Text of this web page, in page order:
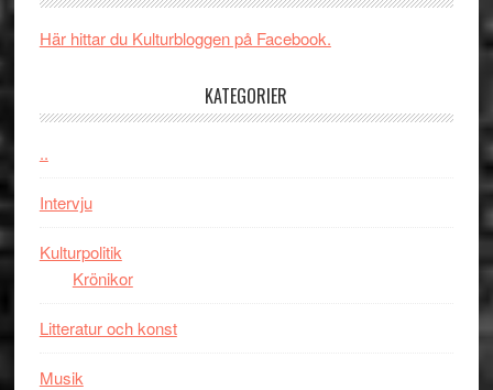
någonsin
firas
Här hittar du Kulturbloggen på Facebook.
KATEGORIER
..
Intervju
Kulturpolitik
Krönikor
Litteratur och konst
Musik